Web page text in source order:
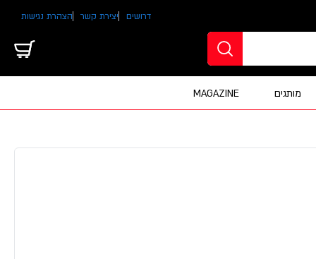
דרושים יצירת קשר הצהרת נגישות
מותגים MAGAZINE